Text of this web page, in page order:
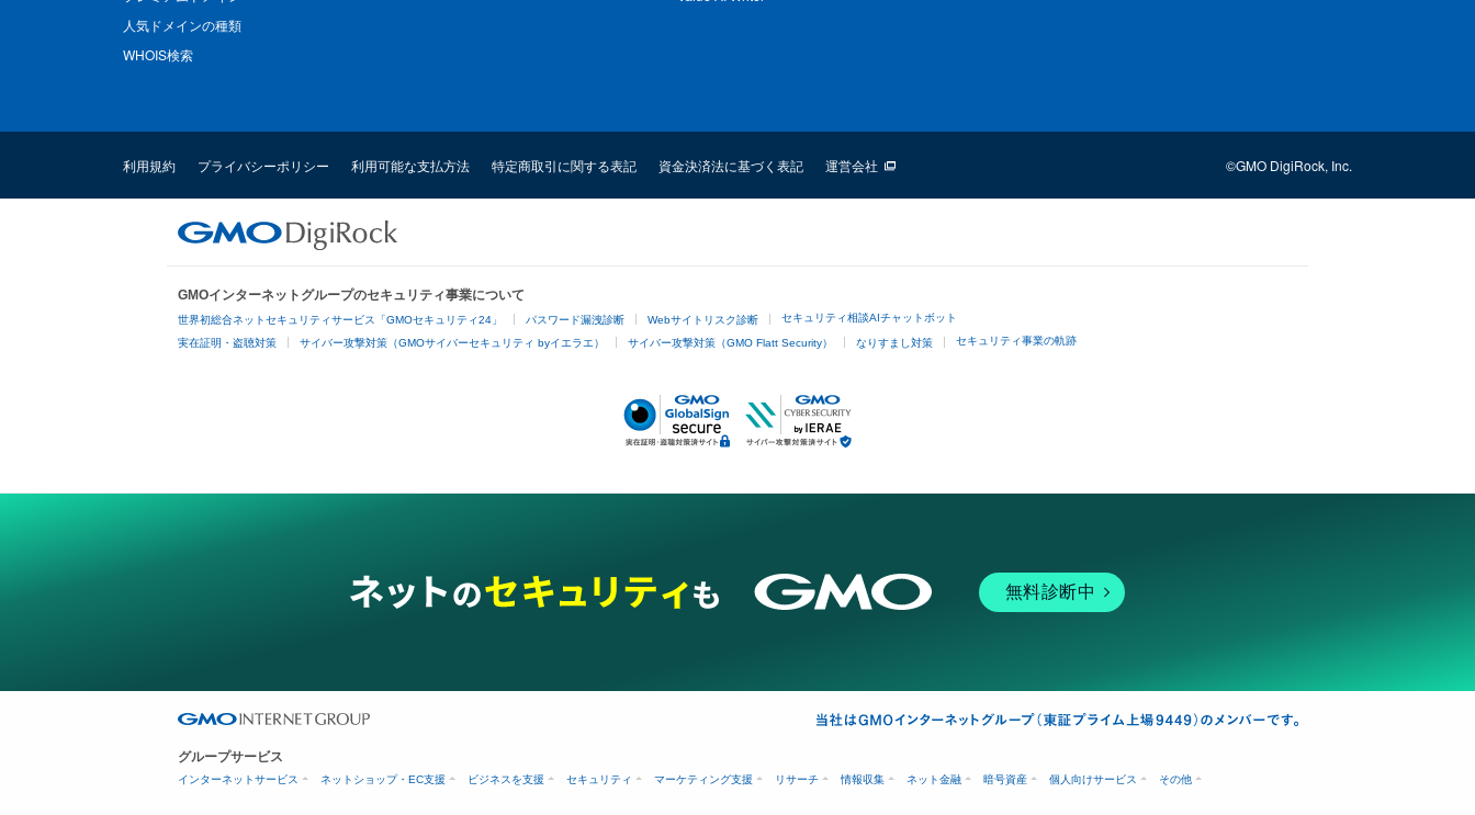
人気ドメインの種類
WHOIS検索
利用規約 プライバシーポリシー 利用可能な支払方法 特定商取引に関する表記 資金決済法に基づく表記 運営会社 ©GMO DigiRock, Inc.
GMOインターネットグループのセキュリティ事業について
世界初総合ネットセキュリティサービス「GMOセキュリティ24」 パスワード漏洩診断 Webサイトリスク診断 セキュリティ相談AIチャットボット
実在証明・盗聴対策 サイバー攻撃対策（GMOサイバーセキュリティ byイエラエ） サイバー攻撃対策（GMO Flatt Security） なりすまし対策 セキュリティ事業の軌跡
無料診断中
グループサービス
インターネットサービス ネットショップ・EC支援 ビジネスを支援 セキュリティ マーケティング支援 リサーチ 情報収集 ネット金融 暗号資産 個人向けサービス その他